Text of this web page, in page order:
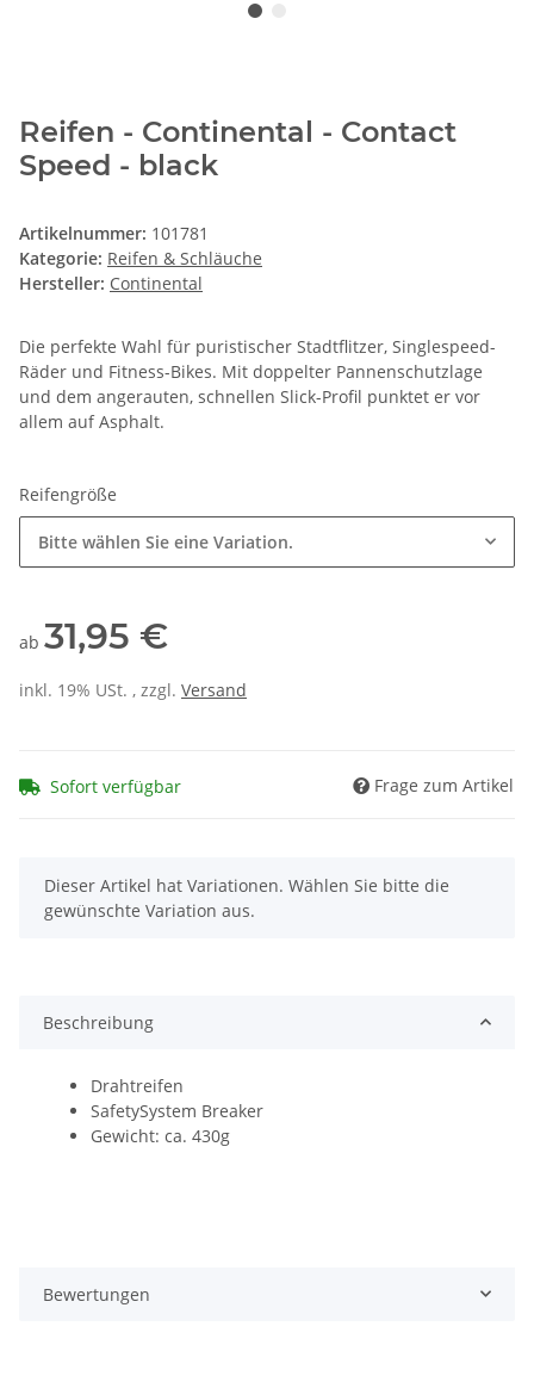
Reifen - Continental - Contact
Speed - black
Artikelnummer: 101781
Kategorie: Reifen & Schläuche
Hersteller: Continental
Die perfekte Wahl für puristischer Stadtflitzer, Singlespeed-
Räder und Fitness-Bikes. Mit doppelter Pannenschutzlage
und dem angerauten, schnellen Slick-Profil punktet er vor
allem auf Asphalt.
Reifengröße
Bitte wählen Sie eine Variation.
ab 31,95 €
inkl. 19% USt. , zzgl. Versand
Sofort verfügbar Frage zum Artikel
x
Dieser Artikel hat Variationen. Wählen Sie bitte die
gewünschte Variation aus.
Beschreibung
Drahtreifen
SafetySystem Breaker
Gewicht: ca. 430g
Bewertungen